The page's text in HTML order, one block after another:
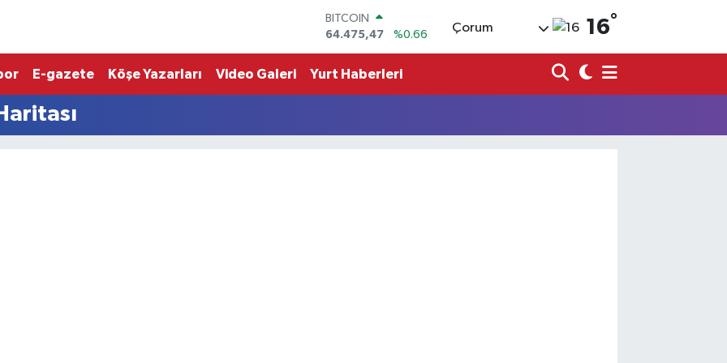
BITCOIN
64.475,47
%0.66
DOLAR
47,5971
%0.05
Çorum 16°
E-gazete Köşe Yazarları Video Galeri Yurt Haberleri